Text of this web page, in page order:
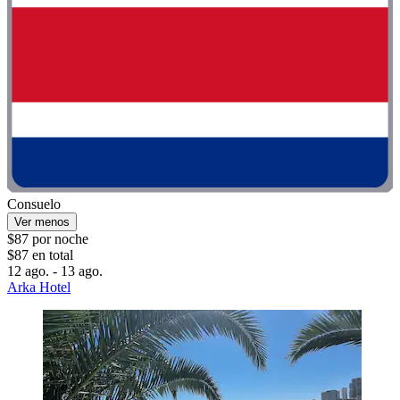
Consuelo
Ver menos
$87 por noche
$87 en total
12 ago. - 13 ago.
Arka Hotel